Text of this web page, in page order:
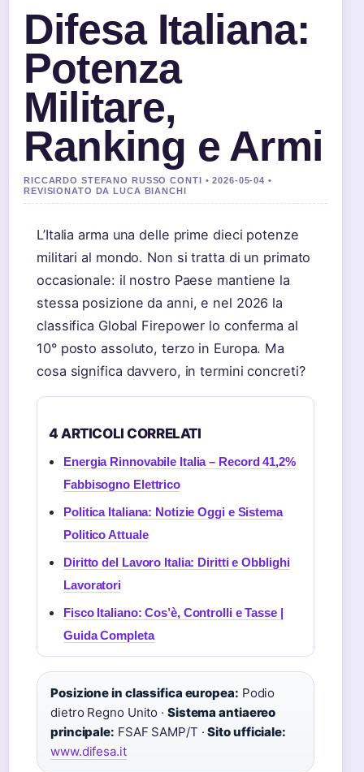
Difesa Italiana:
Potenza
Militare,
Ranking e Armi
RICCARDO STEFANO RUSSO CONTI • 2026-05-04 •
REVISIONATO DA LUCA BIANCHI
L’Italia arma una delle prime dieci potenze
militari al mondo. Non si tratta di un primato
occasionale: il nostro Paese mantiene la
stessa posizione da anni, e nel 2026 la
classifica Global Firepower lo conferma al
10° posto assoluto, terzo in Europa. Ma
cosa significa davvero, in termini concreti?
4 ARTICOLI CORRELATI
Energia Rinnovabile Italia – Record 41,2%
Fabbisogno Elettrico
Politica Italiana: Notizie Oggi e Sistema
Politico Attuale
Diritto del Lavoro Italia: Diritti e Obblighi
Lavoratori
Fisco Italiano: Cos’è, Controlli e Tasse |
Guida Completa
Posizione in classifica europea: Podio
dietro Regno Unito · Sistema antiaereo
principale: FSAF SAMP/T ·Sito ufficiale:
www.difesa.it